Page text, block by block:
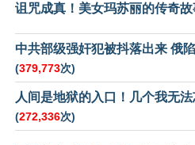
诅咒成真！美女玛苏丽的传奇故
中共部级强奸犯被抖落出来 俄
(379,773次)
人间是地狱的入口！几个我无
(272,336次)